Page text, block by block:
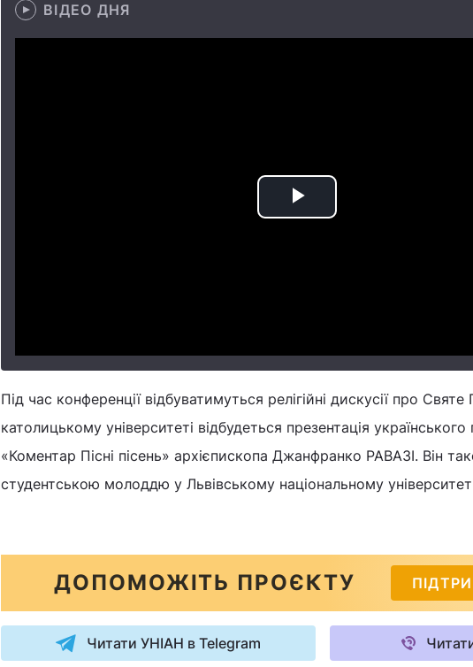
ВІДЕО ДНЯ
Play
Під час конференції відбуватимуться релігійні дискусії про
католицькому університеті відбудеться презентація
«Коментар Пісні пісень» архієпископа Джанфранко РАВАЗІ. Він
студентською молоддю у Львівському національному
ДОПОМОЖІТЬ ПРОЄКТУ
Читати УНІАН в Telegram